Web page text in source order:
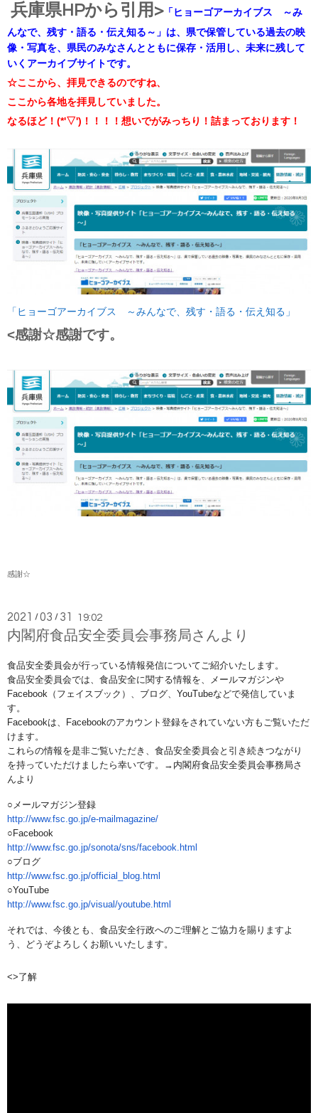
兵庫県HPから引用>「ヒョーゴアーカイブス ～み
んなで、残す・語る・伝え知る～」は、県で保管している過去の映
像・写真を、県民のみなさんとともに保存・活用し、未来に残して
いくアーカイブサイトです。
☆ここから、拝見できるのですね、
ここから各地を拝見していました。
なるほど！(*'▽')！！！！想いでがみっちり！詰まっております！
「ヒョーゴアーカイブス ～みんなで、残す・語る・伝え知る」
<感謝☆感謝です。
感謝☆
2021 /03 / 31 19:02
内閣府食品安全委員会事務局さんより
食品安全委員会が行っている情報発信についてご紹介いたします。
食品安全委員会では、食品安全に関する情報を、メールマガジンや
Facebook（フェイスブック）、ブログ、YouTubeな どで発信していま
す。
Facebookは、Facebookのアカウント登録をされていない方もご覧いただ
けます。
これらの情報を是非ご覧いただき、食品安全委員会と引き続きつながり
を持っていただけましたら幸いです。→ 内閣府食品安全委員会事務局さ
んより
○メールマガジン登録
http://www.fsc.go.jp/e-mailmagazine/
○Facebook
http://www.fsc.go.jp/sonota/sns/facebook.html
○ブログ
http://www.fsc.go.jp/official_ blog.html
○YouTube
http://www.fsc.go.jp/visual/youtube.html
それでは、今後とも、食品安全行政へのご理解とご協力を賜ります よ
う、どうぞよろしくお願いいたします。
<>了解